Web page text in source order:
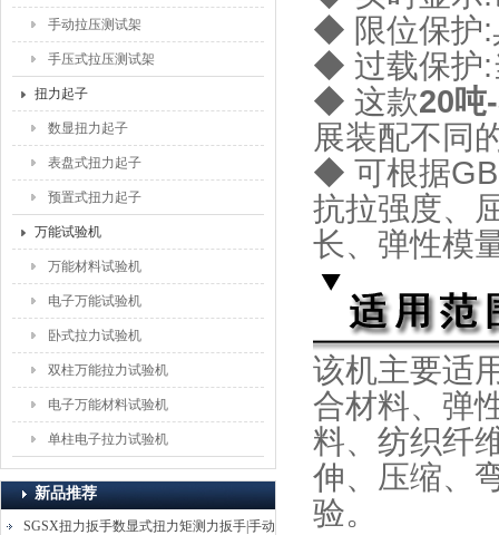
手动拉压测试架
手压式拉压测试架
扭力起子
数显扭力起子
表盘式扭力起子
预置式扭力起子
万能试验机
万能材料试验机
电子万能试验机
卧式拉力试验机
双柱万能拉力试验机
电子万能材料试验机
单柱电子拉力试验机
新品推荐
SGSX扭力扳手数显式扭力矩测力扳手|手动
◆ 限位保护:
◆ 过载保护:
◆ 这款20吨
展装配不同
◆ 可根据GB
抗拉强度、
长、弹性模
该机主要适
合材料、弹
料、纺织纤
伸、压缩、
验。